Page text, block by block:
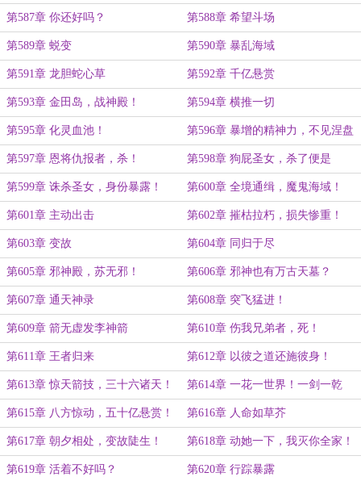
德！
第587章 你还好吗？ 第588章 希望斗场
第589章 蜕变 第590章 暴乱海域
第591章 龙胆蛇心草 第592章 千亿悬赏
第593章 金田岛，战神殿！ 第594章 横推一切
第595章 化灵血池！ 第596章 暴增的精神力，不见涅盘
路！
第597章 恩将仇报者，杀！ 第598章 狗屁圣女，杀了便是
第599章 诛杀圣女，身份暴露！ 第600章 全境通缉，魔鬼海域！
第601章 主动出击 第602章 摧枯拉朽，损失惨重！
第603章 变故 第604章 同归于尽
第605章 邪神殿，苏无邪！ 第606章 邪神也有万古天墓？
第607章 通天神录 第608章 突飞猛进！
第609章 箭无虚发李神箭 第610章 伤我兄弟者，死！
第611章 王者归来 第612章 以彼之道还施彼身！
第613章 惊天箭技，三十六诸天！ 第614章 一花一世界！一剑一乾
坤！
第615章 八方惊动，五十亿悬赏！ 第616章 人命如草芥
第617章 朝夕相处，变故陡生！ 第618章 动她一下，我灭你全家！
第619章 活着不好吗？ 第620章 行踪暴露